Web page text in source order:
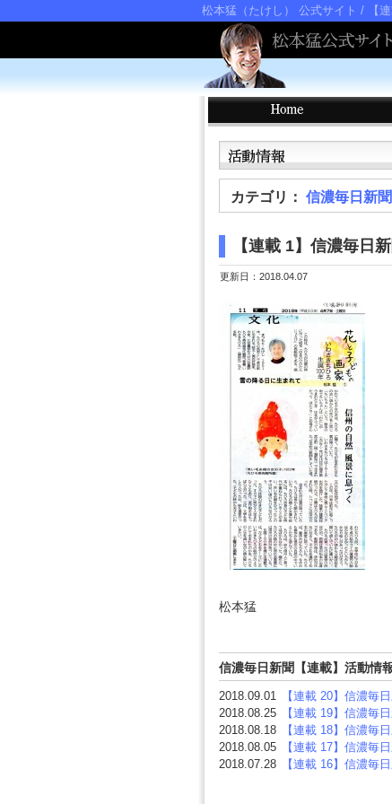
松本猛（たけし） 公式サイト / 【
カテゴリ： 信濃毎日新聞
【連載 1】信濃毎日
更新日：2018.04.07
松本猛
信濃毎日新聞【連載】活動情
2018.09.01
【連載 20】信濃毎
2018.08.25
【連載 19】信濃毎
2018.08.18
【連載 18】信濃毎
2018.08.05
【連載 17】信濃毎
2018.07.28
【連載 16】信濃毎